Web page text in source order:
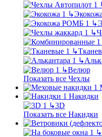
↳Экокожа
↳
↳
↳
↳
↳Велюр
Показать все Чехлы
Накидки
↳3D
Показать все Накидки
↳